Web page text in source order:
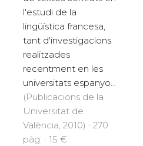
l'estudi de la
lingüística francesa,
tant d'investigacions
realitzades
recentment en les
universitats espanyo...
(Publicacions de la
Universitat de
València, 2010) · 270
pàg. · 15 €